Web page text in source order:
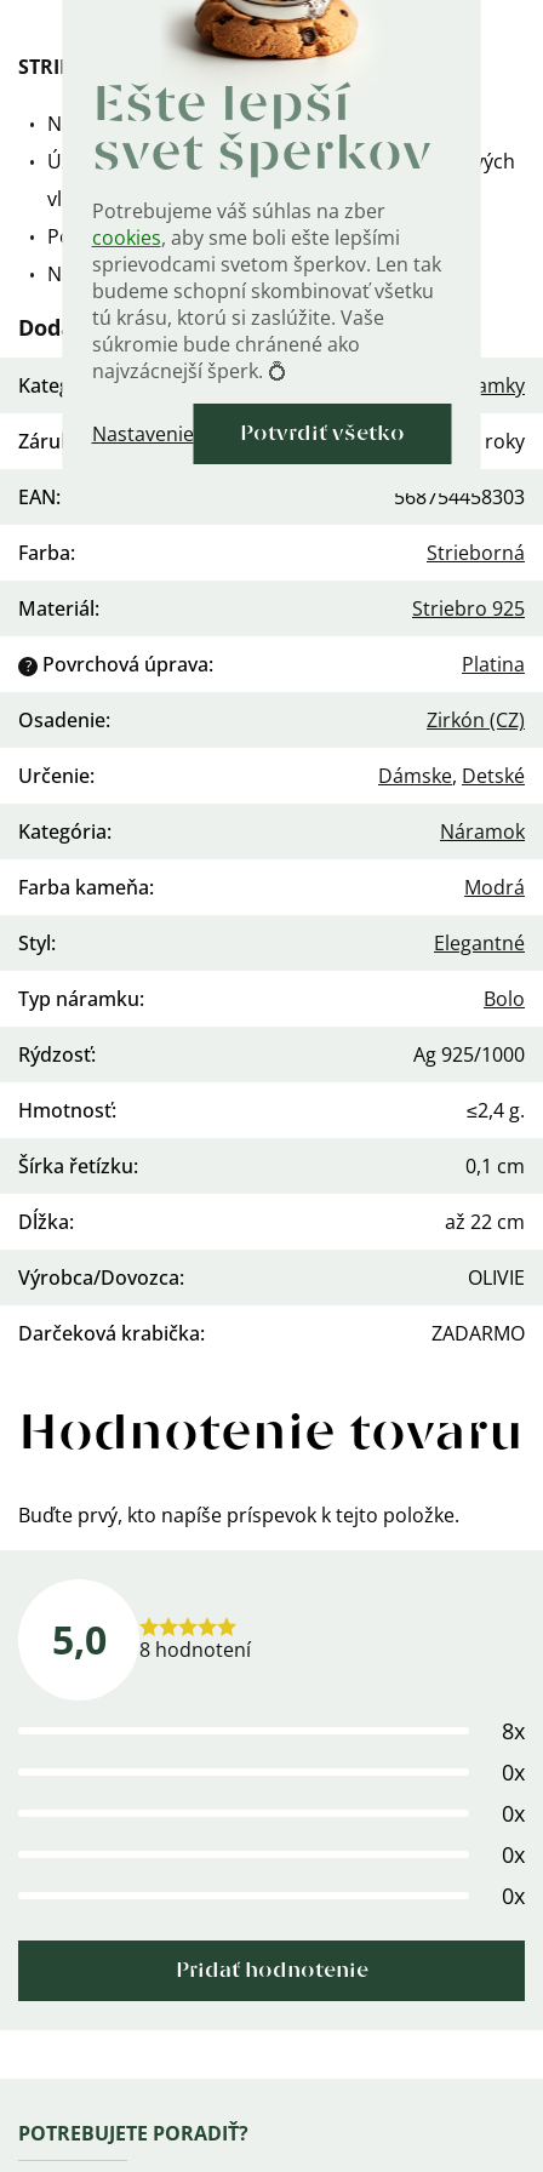
Ešte lepší
svet šperkov
Potrebujeme váš súhlas na zber
cookies, aby sme boli ešte lepšími
sprievodcami svetom šperkov. Len tak
budeme schopní skombinovať všetku
tú krásu, ktorú si zaslúžite. Vaše
súkromie bude chránené ako
najvzácnejší šperk. 💍
Nastavenie Potvrdiť všetko
STRIEBORNÝ NÁRAMOK ZIMNÝ ČAS
Nastaviteľná dĺžka až do 22 cm.
Úžasná kombinácia modrých zirkónov a snehových
vločiek.
Povrchová úprava: platina.
Náramok je označený puncom rýdzosti 925.
Dodatočné parametre
Kategória: Dámske strieborné náramky
Záruka 2 roky
EAN: 568754458303
Farba: Strieborná
Materiál: Striebro 925
? Povrchová úprava: Platina
Osadenie: Zirkón (CZ)
Určenie: Dámske, Detské
Kategória: Náramok
Farba kameňa: Modrá
Styl: Elegantné
Typ náramku: Bolo
Rýdzosť: Ag 925/1000
Hmotnosť: ≤2,4 g.
Šírka řetízku: 0,1 cm
Dĺžka: až 22 cm
Výrobca/Dovozca: OLIVIE
Darčeková krabička: ZADARMO
Hodnotenie tovaru
Buďte prvý, kto napíše príspevok k tejto položke.
5,0
Priemerné
8 hodnotení
8x
0x
0x
0x
0x
Pridať hodnotenie
Zápätie
POTREBUJETE PORADIŤ?